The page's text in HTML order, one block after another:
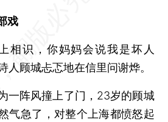
戏
识，你妈妈会说我是坏人
人顾城忐忑地在信里问谢烨。
阵风撞上了门，23岁的顾城
气急了，对整个上海都愤怒起